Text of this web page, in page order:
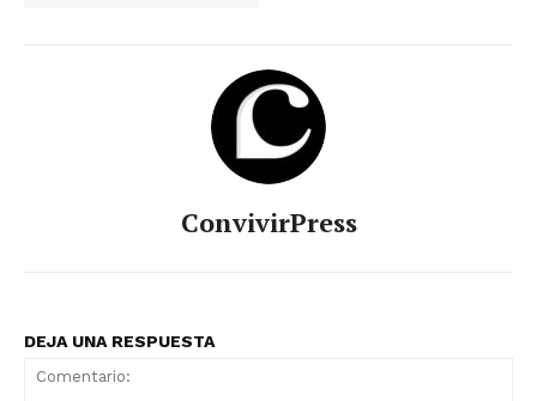
ConvivirPress
DEJA UNA RESPUESTA